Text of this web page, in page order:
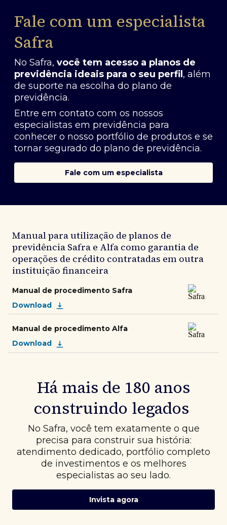
Fale com um especialista
Safra
No Safra, você tem acesso a planos de
previdência ideais para o seu perfil , além
de suporte na escolha do plano de
previdência.
Entre em contato com os nossos
especialistas em previdência para
conhecer o nosso portfólio de produtos e se
tornar segurado do plano de previdência.
Fale com um especialista
Manual para utilização de planos de
previdência Safra e Alfa como garantia de
operações de crédito contratadas em outra
instituição financeira
Manual de procedimento Safra
Download
Manual de procedimento Alfa
Download
Há mais de 180 anos
construindo legados
No Safra, você tem exatamente o que
precisa para construir sua história:
atendimento dedicado, portfólio completo
de investimentos e os melhores
especialistas ao seu lado.
Invista agora